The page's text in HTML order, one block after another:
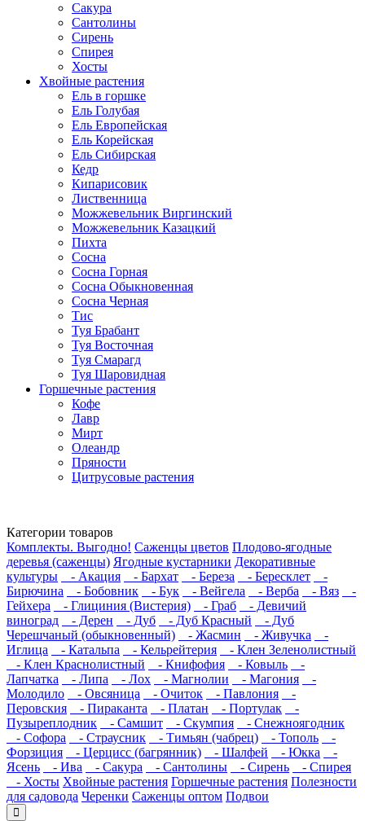
Сакура
Сантолины
Сирень
Спирея
Хосты
Хвойные растения
Ель в горшке
Ель Голубая
Ель Европейская
Ель Корейская
Ель Сибирская
Кедр
Кипарисовик
Лиственница
Можжевельник Виргинский
Можжевельник Казацкий
Пихта
Сосна
Сосна Горная
Сосна Обыкновенная
Сосна Черная
Тис
Туя Брабант
Туя Восточная
Туя Смарагд
Туя Шаровидная
Горшечные растения
Кофе
Лавр
Мирт
Олеандр
Пряности
Цитрусовые растения
Категории товаров
Комплекты. Выгодно! Саженцы цветов Плодово-ягодные
деревья (саженцы) Ягодные кустарники Декоративные
культуры
- Акация - Бархат - Береза - Бересклет
-
Бирючина
- Бобовник - Бук - Вейгела - Верба - Вяз
-
Гейхера
- Глициния (Вистерия) - Граб
- Девичий
виноград
- Дерен - Дуб - Дуб Красный
- Дуб
Черешчаный (обыкновенный)
- Жасмин - Живучка
-
Иглица
- Катальпа - Кельрейтерия
- Клен Зеленолистный
- Клен Краснолистный
- Книфофия - Ковыль
-
Лапчатка
- Липа - Лох - Магнолии - Магония
-
Молодило
- Овсяница - Очиток - Павлония
-
Перовския
- Пираканта - Платан - Портулак
-
Пузыреплодник
- Самшит - Скумпия
- Снежноягодник
- Софора
- Страусник - Тимьян (чабрец) - Тополь
-
Форзиция
- Церцисс (багрянник) - Шалфей - Юкка
-
Ясень
- Ива - Сакура - Сантолины - Сирень
- Спирея
- Хосты Хвойные растения Горшечные растения Полезности
для садовода Черенки Саженцы оптом Подвои